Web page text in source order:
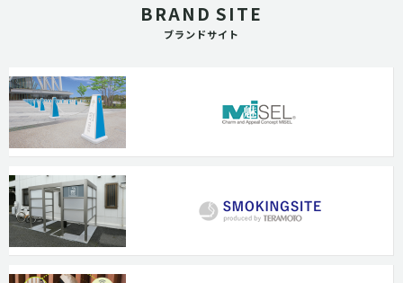
BRAND SITE
ブランドサイト